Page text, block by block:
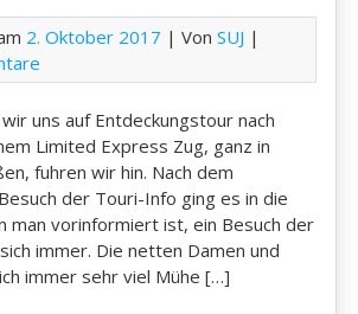
2. Oktober 2017 | VonSUJ |
uns auf Entdeckungstour nach
Limited Express Zug, ganz in
fuhren wir hin. Nach dem
der Touri-Info ging es in die
man vorinformiert ist, ein Besuch der
immer. Die netten Damen und
immer sehr viel Mühe […]